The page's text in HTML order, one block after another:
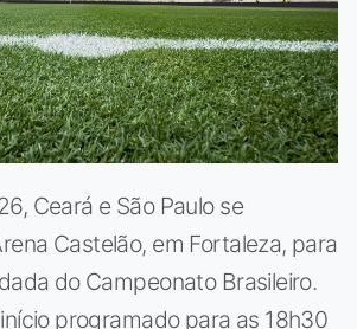
Ceará e São Paulo se
Castelão, em Fortaleza, para
do Campeonato Brasileiro.
programado para as 18h30